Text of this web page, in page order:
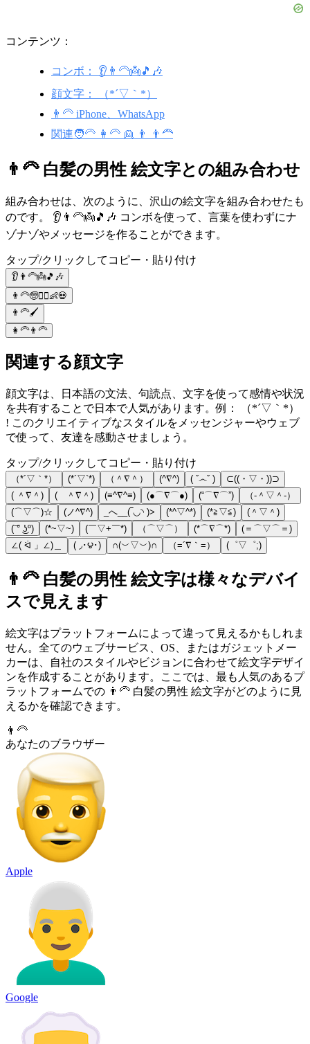
コンテンツ：
コンボ： 👂👨‍🦳👼🎵🎶
顔文字： （*´▽｀*）
👨‍🦳 iPhone、WhatsApp
関連🧑‍🦳 👩‍🦳 👱 👨 👨‍🦰
👨‍🦳 白髪の男性 絵文字との組み合わせ
組み合わせは、次のように、沢山の絵文字を組み合わせたも
のです。 👂👨‍🦳👼🎵🎶 コンボを使って、言葉を使わずにナ
ゾナゾやメッセージを作ることができます。
タップ/クリックしてコピー・貼り付け
👂👨‍🦳👼🎵🎶
👨‍🦳🧓👱‍♂️👶💀
👨‍🦳🖌️
👩‍🦳👨‍🦳
関連する顔文字
顔文字は、日本語の文法、句読点、文字を使って感情や状況
を共有することで日本で人気があります。例： （*´▽｀*）
! このクリエイティブなスタイルをメッセンジャーやウェブ
で使って、友達を感動させましょう。
タップ/クリックしてコピー・貼り付け
（*´▽｀*） (*´▽`*) （＾∇＾） (^∇^) ( ˇ෴ˇ )
⊂((・▽・))⊃
( ＾∇＾)
( ＾∇＾) (≡^∇^≡) (●⌒∇⌒●) (“⌒∇⌒”)
（‐＾▽＾‐）
(⌒▽⌒)☆
(ノ^∇^) _へ__(‾◡◝ )> (*^▽^*) (*≧▽≦)
(＾▽＾)
(͝ ° ͜ʖº)
(*~▽~) (￣▽+￣*) （⌒▽⌒） (*⌒∇⌒*)
(＝⌒▽⌒＝)
∠( ᐛ 」∠)＿
( ◞･౪･) ∩(︶▽︶)∩ （=´∇｀=） (゜▽゜;)
👨‍🦳 白髪の男性 絵文字は様々なデバイ
スで見えます
絵文字はプラットフォームによって違って見えるかもしれま
せん。全てのウェブサービス、OS、またはガジェットメー
カーは、自社のスタイルやビジョンに合わせて絵文字デザイ
ンを作成することがあります。ここでは、最も人気のあるプ
ラットフォームでの 👨‍🦳 白髪の男性 絵文字がどのように見
えるかを確認できます。
👨‍🦳
あなたのブラウザー
Apple
Google